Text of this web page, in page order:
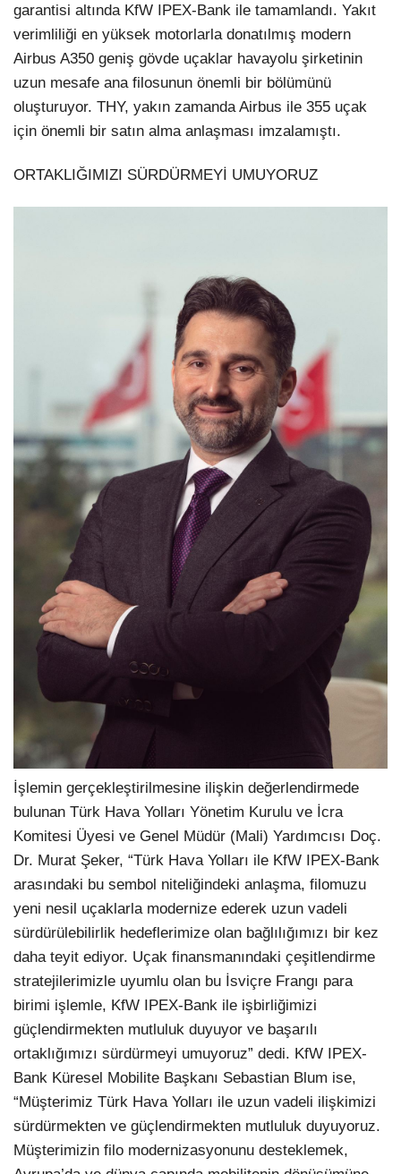
garantisi altında KfW IPEX-Bank ile tamamlandı. Yakıt
verimliliği en yüksek motorlarla donatılmış modern
Airbus A350 geniş gövde uçaklar havayolu şirketinin
uzun mesafe ana filosunun önemli bir bölümünü
oluşturuyor. THY, yakın zamanda Airbus ile 355 uçak
için önemli bir satın alma anlaşması imzalamıştı.
ORTAKLIĞIMIZI SÜRDÜRMEYİ UMUYORUZ
İşlemin gerçekleştirilmesine ilişkin değerlendirmede
bulunan Türk Hava Yolları Yönetim Kurulu ve İcra
Komitesi Üyesi ve Genel Müdür (Mali) Yardımcısı Doç.
Dr. Murat Şeker, “Türk Hava Yolları ile KfW IPEX-Bank
arasındaki bu sembol niteliğindeki anlaşma, filomuzu
yeni nesil uçaklarla modernize ederek uzun vadeli
sürdürülebilirlik hedeflerimize olan bağlılığımızı bir kez
daha teyit ediyor. Uçak finansmanındaki çeşitlendirme
stratejilerimizle uyumlu olan bu İsviçre Frangı para
birimi işlemle, KfW IPEX-Bank ile işbirliğimizi
güçlendirmekten mutluluk duyuyor ve başarılı
ortaklığımızı sürdürmeyi umuyoruz” dedi. KfW IPEX-
Bank Küresel Mobilite Başkanı Sebastian Blum ise,
“Müşterimiz Türk Hava Yolları ile uzun vadeli ilişkimizi
sürdürmekten ve güçlendirmekten mutluluk duyuyoruz.
Müşterimizin filo modernizasyonunu desteklemek,